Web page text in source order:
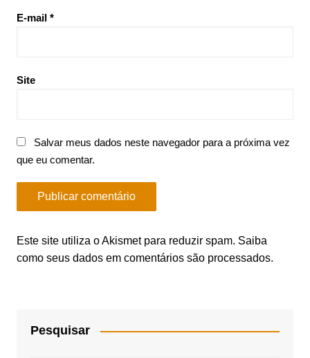
E-mail *
Site
Salvar meus dados neste navegador para a próxima vez
que eu comentar.
Este site utiliza o Akismet para reduzir spam. Saiba
como seus dados em comentários são processados.
Pesquisar